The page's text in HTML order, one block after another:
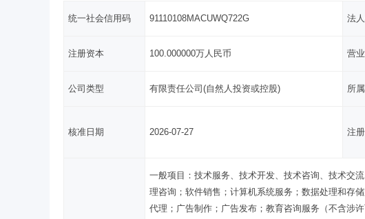
统一社会信用码 91110108MACUWQ722G 法
注册资本 100.000000万人民币 营
公司类型 有限责任公司(自然人投资或控股) 所
核准日期 2026-07-27 注
一般项目：技术服务、技术开发、技术咨询、技术交
理咨询；软件销售；计算机系统服务；数据处理和存
代理；广告制作；广告发布；教育咨询服务（不含涉